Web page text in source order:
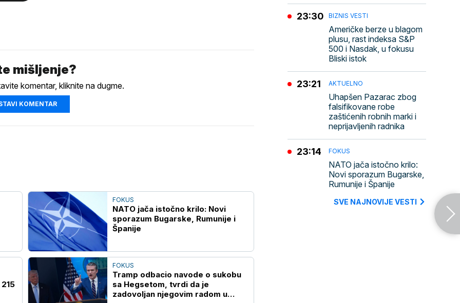
mišljenje?
komentar, kliknite na dugme.
KOMENTAR
FOKUS
NATO jača istočno krilo: Novi
sporazum Bugarske, Rumunije i
Španije
FOKUS
Tramp odbacio navode o sukobu
sa Hegsetom, tvrdi da je
zadovoljan njegovim radom u
BIZNIS VESTI
Američke berze u blagom
plusu, rast indeksa S&P
500 i Nasdak, u fokusu
Bliski istok
23:30
AKTUELNO
Uhapšen Pazarac zbog
falsifikovane robe
zaštićenih robnih marki i
neprijavljenih radnika
23:21
FOKUS
NATO jača istočno krilo:
Novi sporazum Bugarske,
Rumunije i Španije
23:14
SVE NAJNOVIJE VESTI